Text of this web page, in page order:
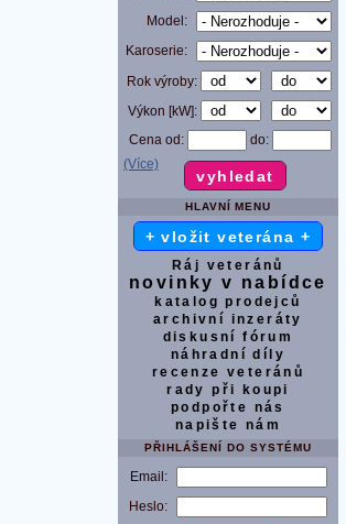
Model:
Karoserie:
Rok výroby:
Výkon [kW]:
Cena od:
do:
(Více)
HLAVNÍ MENU
+ vložit veterána +
Ráj veteránů
novinky v nabídce
katalog prodejců
archivní inzeráty
diskusní fórum
náhradní díly
recenze veteránů
rady při koupi
podpořte nás
napište nám
PŘIHLÁŠENÍ DO SYSTÉMU
Email:
Heslo: